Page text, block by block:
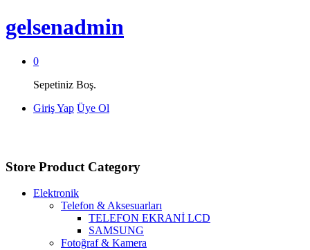
gelsenadmin
0
Sepetiniz Boş.
Giriş Yap Üye Ol
Store Product Category
Elektronik
Telefon & Aksesuarları
TELEFON EKRANİ LCD
SAMSUNG
Fotoğraf & Kamera